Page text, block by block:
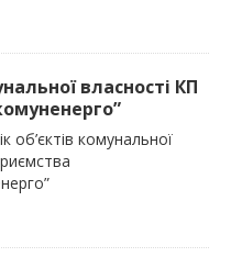
власності КП
об’єктів комунальної